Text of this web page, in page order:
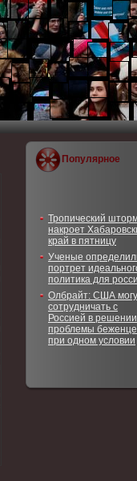
Популярное
Тропический
накроет
край в пятницу
Ученые
портрет
политика для
Олбрайт: США
сотрудничать с
Россией в решении
проблемы
при одном условии